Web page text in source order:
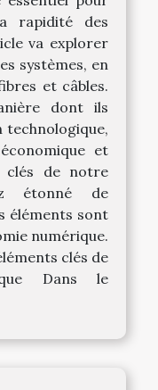
rapidité des
va explorer
systèmes, en
et câbles.
dont ils
technologique,
et
clés de notre
étonné de
éléments sont
numérique.
clés de
Dans le